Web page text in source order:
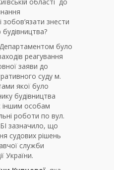
зобов’язати знести
було
реагування
заяви до
суду м.
якої було
будівництва
іншим особам
роботи по вул.
зазначило, що
судових рішень
служби
України.